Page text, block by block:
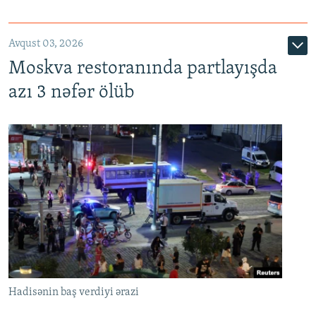
Avqust 03, 2026
Moskva restoranında partlayışda
azı 3 nəfər ölüb
Hadisənin baş verdiyi ərazi